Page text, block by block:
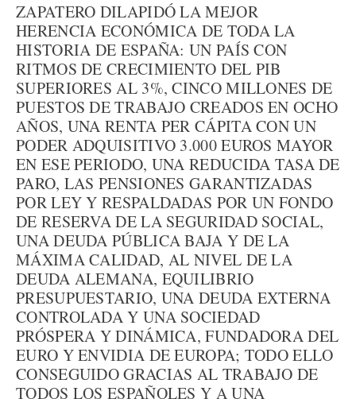
ZAPATERO DILAPIDÓ LA MEJOR
HERENCIA ECONÓMICA DE TODA LA
HISTORIA DE ESPAÑA: UN PAÍS CON
RITMOS DE CRECIMIENTO DEL PIB
SUPERIORES AL 3%, CINCO MILLONES DE
PUESTOS DE TRABAJO CREADOS EN OCHO
AÑOS, UNA RENTA PER CÁPITA CON UN
PODER ADQUISITIVO 3.000 EUROS MAYOR
EN ESE PERIODO, UNA REDUCIDA TASA DE
PARO, LAS PENSIONES GARANTIZADAS
POR LEY Y RESPALDADAS POR UN FONDO
DE RESERVA DE LA SEGURIDAD SOCIAL,
UNA DEUDA PÚBLICA BAJA Y DE LA
MÁXIMA CALIDAD, AL NIVEL DE LA
DEUDA ALEMANA, EQUILIBRIO
PRESUPUESTARIO, UNA DEUDA EXTERNA
CONTROLADA Y UNA SOCIEDAD
PRÓSPERA Y DINÁMICA, FUNDADORA DEL
EURO Y ENVIDIA DE EUROPA; TODO ELLO
CONSEGUIDO GRACIAS AL TRABAJO DE
TODOS LOS ESPAÑOLES Y A UNA